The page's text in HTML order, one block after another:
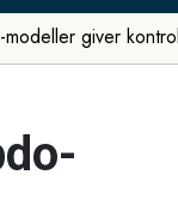
modeller giver kontrol